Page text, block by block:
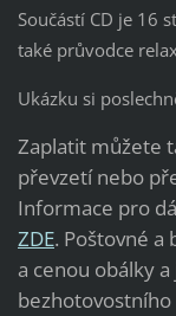
Součástí CD je 16
také průvodce
Ukázku si
Zaplatit můžete
převzetí nebo
Informace pro
ZDE. Poštovné a
a cenou obálky